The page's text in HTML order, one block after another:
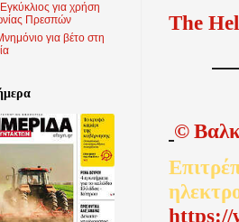
The
©
https://
για χρήση
Πρεσπών
για βέτο στη